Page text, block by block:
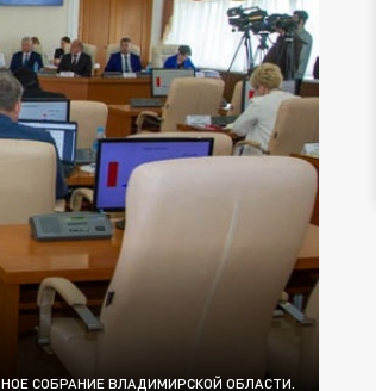
СОБРАНИЕ ВЛАДИМИРСКОЙ ОБЛАСТИ.